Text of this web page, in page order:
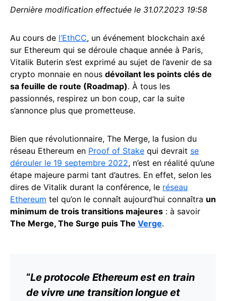
Dernière modification effectuée le 31.07.2023 19:58
Au cours de l’EthCC, un événement blockchain axé
sur Ethereum qui se déroule chaque année à Paris,
Vitalik Buterin s’est exprimé au sujet de l’avenir de sa
crypto monnaie en nous dévoilant les points clés de
sa feuille de route (Roadmap). À tous les
passionnés, respirez un bon coup, car la suite
s’annonce plus que prometteuse.
Bien que révolutionnaire, The Merge, la fusion du
réseau Ethereum en Proof of Stake qui devrait se
dérouler le 19 septembre 2022, n’est en réalité qu’une
étape majeure parmi tant d’autres. En effet, selon les
dires de Vitalik durant la conférence, le réseau
Ethereum tel qu’on le connaît aujourd’hui connaîtra un
minimum de trois transitions majeures : à savoir
The Merge, The Surge puis The Verge.
“Le protocole Ethereumest en train
de vivre une transition longue et